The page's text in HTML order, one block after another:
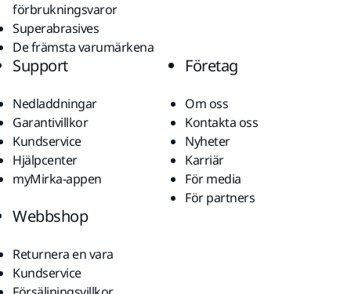
förbrukningsvaror
Superabrasives
De främsta varumärkena
Support
Nedladdningar
Garantivillkor
Kundservice
Hjälpcenter
myMirka-appen
Företag
Om oss
Kontakta oss
Nyheter
Karriär
För media
För partners
Webbshop
Returnera en vara
Kundservice